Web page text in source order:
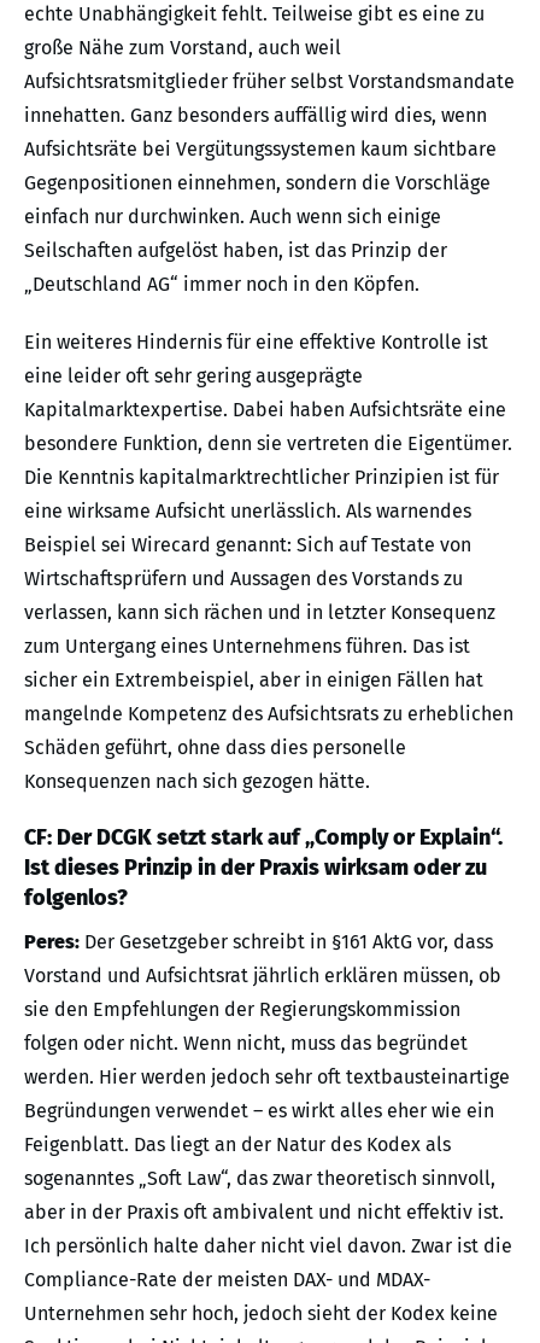
echte Unabhängigkeit fehlt. Teilweise gibt es eine zu
große Nähe zum Vorstand, auch weil
Aufsichtsratsmitglieder früher selbst Vorstandsmandate
innehatten. Ganz besonders auffällig wird dies, wenn
Aufsichtsräte bei Vergütungssystemen kaum sichtbare
Gegenpositionen einnehmen, sondern die Vorschläge
einfach nur durchwinken. Auch wenn sich einige
Seilschaften aufgelöst haben, ist das Prinzip der
„Deutschland AG“ immer noch in den Köpfen.
Ein weiteres Hindernis für eine effektive Kontrolle ist
eine leider oft sehr gering ausgeprägte
Kapitalmarktexpertise. Dabei haben Aufsichtsräte eine
besondere Funktion, denn sie vertreten die Eigentümer.
Die Kenntnis kapitalmarktrechtlicher Prinzipien ist für
eine wirksame Aufsicht unerlässlich. Als warnendes
Beispiel sei Wirecard genannt: Sich auf Testate von
Wirtschaftsprüfern und Aussagen des Vorstands zu
verlassen, kann sich rächen und in letzter Konsequenz
zum Untergang eines Unternehmens führen. Das ist
sicher ein Extrembeispiel, aber in einigen Fällen hat
mangelnde Kompetenz des Aufsichtsrats zu erheblichen
Schäden geführt, ohne dass dies personelle
Konsequenzen nach sich gezogen hätte.
CF: Der DCGK setzt stark auf „Comply or Explain“.
Ist dieses Prinzip in der Praxis wirksam oder zu
folgenlos?
Peres: Der Gesetzgeber schreibt in §161 AktG vor, dass
Vorstand und Aufsichtsrat jährlich erklären müssen, ob
sie den Empfehlungen der Regierungskommission
folgen oder nicht. Wenn nicht, muss das begründet
werden. Hier werden jedoch sehr oft textbausteinartige
Begründungen verwendet – es wirkt alles eher wie ein
Feigenblatt. Das liegt an der Natur des Kodex als
sogenanntes „Soft Law“, das zwar theoretisch sinnvoll,
aber in der Praxis oft ambivalent und nicht effektiv ist.
Ich persönlich halte daher nicht viel davon. Zwar ist die
Compliance-Rate der meisten DAX- und MDAX-
Unternehmen sehr hoch, jedoch sieht der Kodex keine